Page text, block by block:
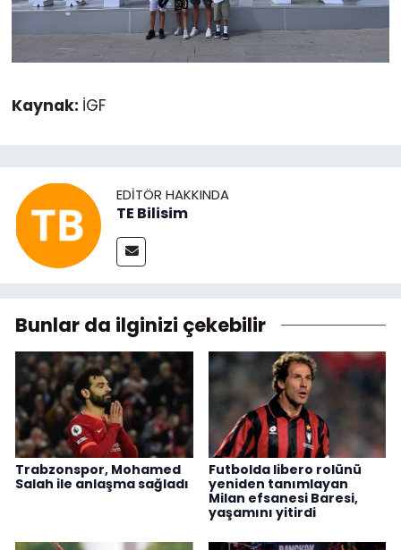
Kaynak: İGF
EDITÖR HAKKINDA
TE Bilisim
Bunlar da ilginizi çekebilir
Trabzonspor, Mohamed
Salah ile anlaşma sağladı
Futbolda libero rolünü
yeniden tanımlayan
Milan efsanesi Baresi,
yaşamını yitirdi